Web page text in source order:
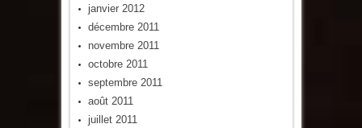
janvier 2012
décembre 2011
novembre 2011
octobre 2011
septembre 2011
août 2011
juillet 2011